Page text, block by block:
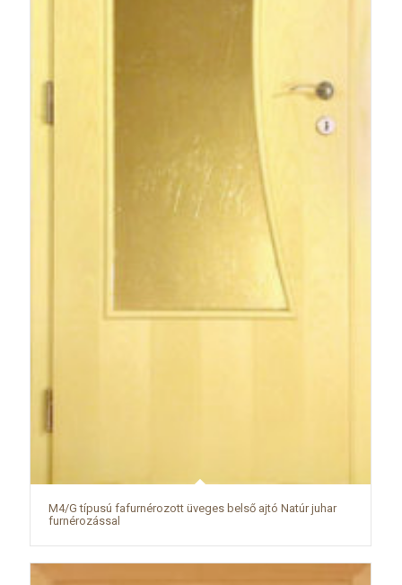
M4/G típusú fafurnérozott üveges belső ajtó Natúr juhar
furnérozással